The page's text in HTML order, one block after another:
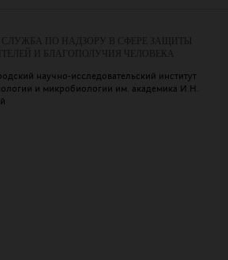
СЛУЖБА ПО НАДЗОРУ В СФЕРЕ ЗАЩИТЫ
И БЛАГОПОЛУЧИЯ ЧЕЛОВЕКА
научно-исследовательский институт
и микробиологии им. академика И.Н.